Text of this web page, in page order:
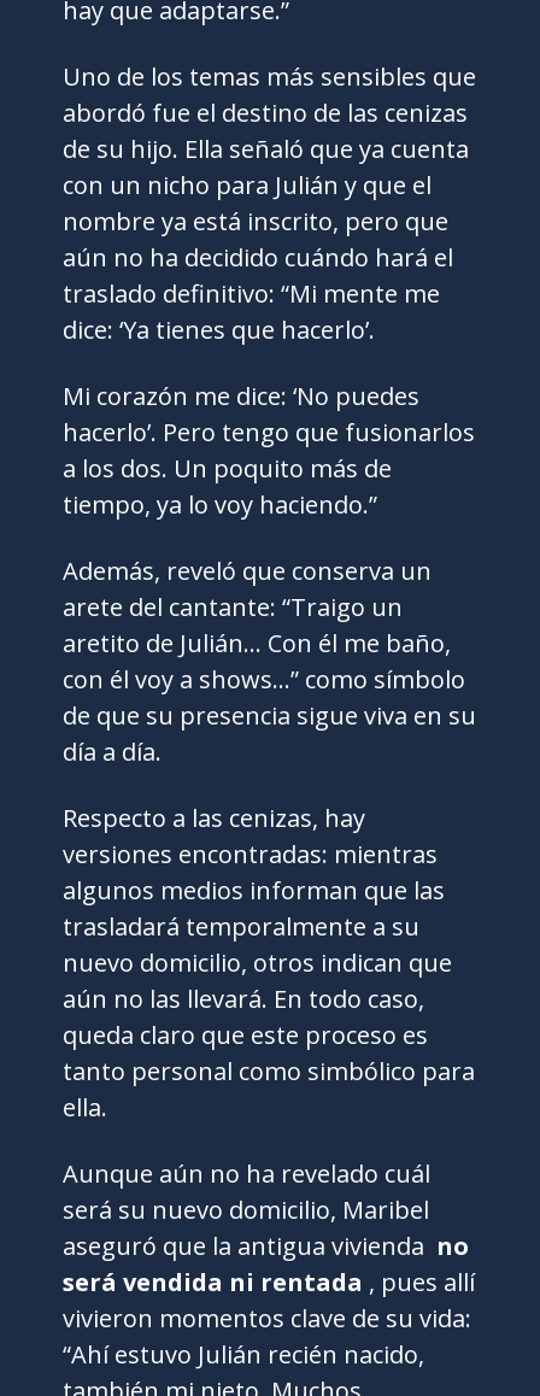
hay que adaptarse.”
Uno de los temas más sensibles que
abordó fue el destino de las cenizas
de su hijo. Ella señaló que ya cuenta
con un nicho para Julián y que el
nombre ya está inscrito, pero que
aún no ha decidido cuándo hará el
traslado definitivo: “Mi mente me
dice: ‘Ya tienes que hacerlo’.
Mi corazón me dice: ‘No puedes
hacerlo’. Pero tengo que fusionarlos
a los dos. Un poquito más de
tiempo, ya lo voy haciendo.”
Además, reveló que conserva un
arete del cantante: “Traigo un
aretito de Julián… Con él me baño,
con él voy a shows…” como símbolo
de que su presencia sigue viva en su
día a día.
Respecto a las cenizas, hay
versiones encontradas: mientras
algunos medios informan que las
trasladará temporalmente a su
nuevo domicilio, otros indican que
aún no las llevará. En todo caso,
queda claro que este proceso es
tanto personal como simbólico para
ella.
Aunque aún no ha revelado cuál
será su nuevo domicilio, Maribel
aseguró que la antigua vivienda no
será vendida ni rentada , pues allí
vivieron momentos clave de su vida:
“Ahí estuvo Julián recién nacido,